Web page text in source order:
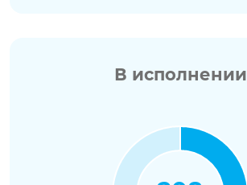
В исполнении